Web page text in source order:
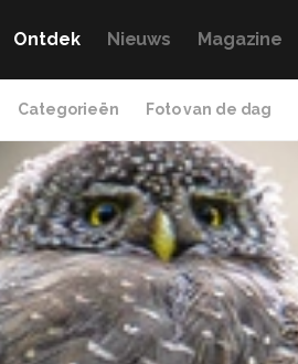
Ontdek Nieuws Magazine
Categorieën Foto van de dag